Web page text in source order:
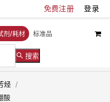
免费注册 登录
剂/耗材 标准品
搜索
烃 /
酸